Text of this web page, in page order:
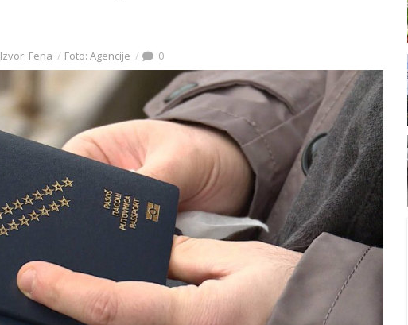
Izvor: Fena Foto: Agencije 0